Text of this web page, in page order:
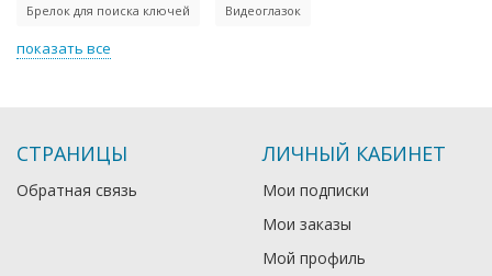
Брелок для поиска ключей Видеоглазок
показать все
СТРАНИЦЫ
Обратная связь
ЛИЧНЫЙ КАБИНЕТ
Мои подписки
Мои заказы
Мой профиль